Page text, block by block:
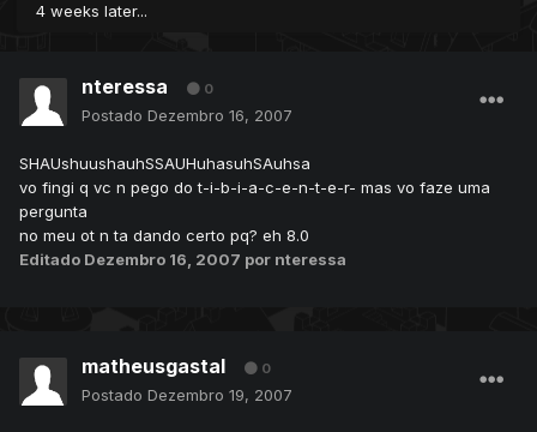
4 weeks later...
nteressa 0
Postado Dezembro 16, 2007
SHAUshuushauhSSAUHuhasuhSAuhsa
vo fingi q vc n pego do t-i-b-i-a-c-e-n-t-e-r- mas vo faze uma
pergunta
no meu ot n ta dando certo pq? eh 8.0
Editado Dezembro 16, 2007 por nteressa
matheusgastal 0
Postado Dezembro 19, 2007